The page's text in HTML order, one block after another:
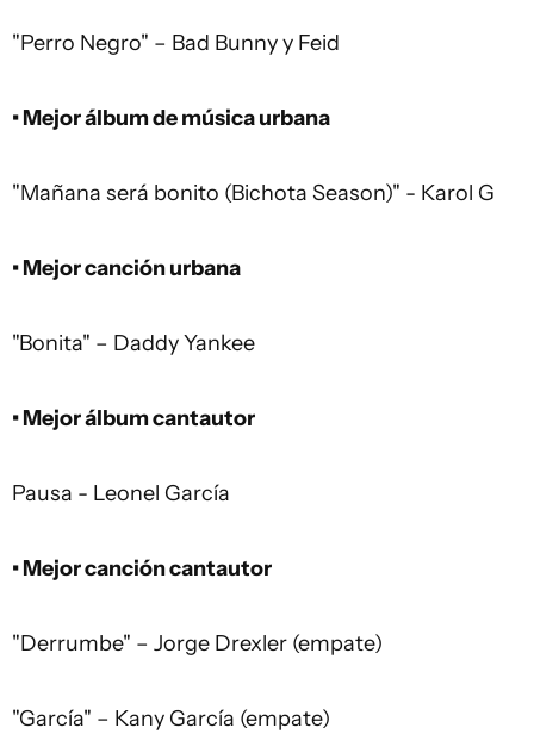
"Perro Negro" – Bad Bunny y Feid
• Mejor álbum de música urbana
"Mañana será bonito (Bichota Season)" - Karol G
• Mejor canción urbana
"Bonita" – Daddy Yankee
• Mejor álbum cantautor
Pausa - Leonel García
• Mejor canción cantautor
"Derrumbe" – Jorge Drexler (empate)
"García" – Kany García (empate)